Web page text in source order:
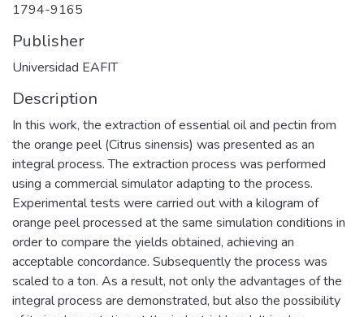
1794-9165
Publisher
Universidad EAFIT
Description
In this work, the extraction of essential oil and pectin from
the orange peel (Citrus sinensis) was presented as an
integral process. The extraction process was performed
using a commercial simulator adapting to the process.
Experimental tests were carried out with a kilogram of
orange peel processed at the same simulation conditions in
order to compare the yields obtained, achieving an
acceptable concordance. Subsequently the process was
scaled to a ton. As a result, not only the advantages of the
integral process are demonstrated, but also the possibility